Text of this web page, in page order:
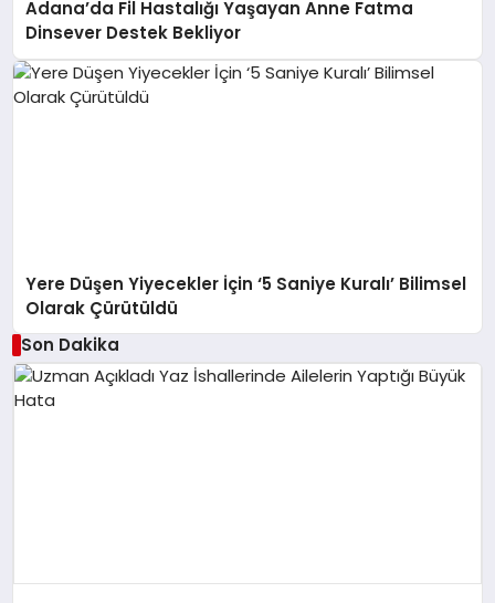
Adana’da Fil Hastalığı Yaşayan Anne Fatma
Dinsever Destek Bekliyor
Yere Düşen Yiyecekler İçin ‘5 Saniye Kuralı’ Bilimsel
Olarak Çürütüldü
Son Dakika